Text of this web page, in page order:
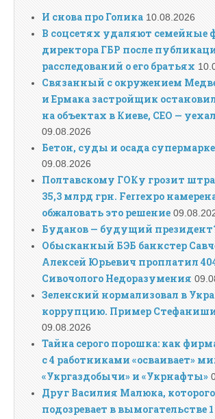
И снова про Голика 10.08.2026
В соцсетях удаляют семейные
директора ГБР после
расследований о его братьях
Связанный с окружением
и Ермака застройщик
на объектах в Киеве, СЕО —
09.08.2026
Бетон, суды и осада
09.08.2026
Полтавскому ГОКу грозит
35,3 млрд грн. Ferrexpo
обжаловать это решение
Буданов — будущий
Обысканный БЭБ банкстер
Алексей Юрьевич проплатил
Сивочолого Недоразумения
Зеленский нормализовал в
коррупцию. Пример
09.08.2026
Тайна серого порошка: как
с 4 работниками «осваивает»
«Укргаздобычи» и «Укрнафты»
Друг Василия Малюка,
подозревает в вымогательстве